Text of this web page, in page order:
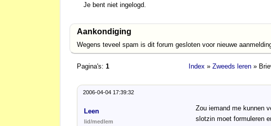
Je bent niet ingelogd.
Aankondiging
Wegens teveel spam is dit forum gesloten voor nieuwe
Pagina's: 1 Index » Zweeds leren »
2006-04-04 17:39:32
Leen
lid/medlem
Zou iemand me kunnen
slotzin moet formuleren